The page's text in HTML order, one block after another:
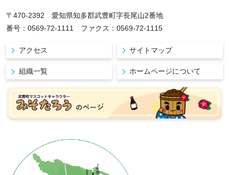
〒470-2392 愛知県知多郡武豊町字長尾山2番地
番号：0569-72-1111 ファクス：0569-72-1115
アクセス サイトマップ
組織一覧 ホームページについて